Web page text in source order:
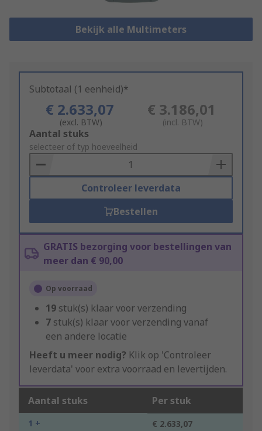
Bekijk alle Multimeters
Subtotaal (1 eenheid)*
€ 2.633,07
(excl. BTW)
€ 3.186,01
(incl. BTW)
Add
to
Basket
Aantal stuks
selecteer of typ hoeveelheid
Controleer leverdata
Bestellen
GRATIS bezorging voor bestellingen van
meer dan € 90,00
Op voorraad
19 stuk(s) klaar voor verzending
7 stuk(s) klaar voor verzending vanaf
een andere locatie
Heeft u meer nodig? Klik op 'Controleer
leverdata' voor extra voorraad en levertijden.
Aantal stuks Per stuk
1 + € 2.633,07